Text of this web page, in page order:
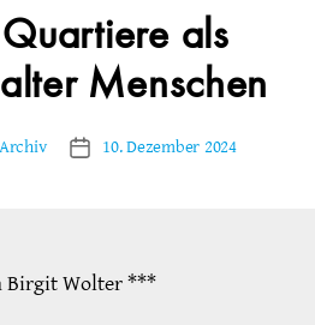
als
Menschen
Veröffentlichungsdatum
10. Dezember 2024
Birgit Wolter ***